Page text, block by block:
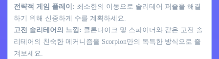
전략적 게임 플레이: 최소한의 이동으로 솔리테어 퍼즐을 해결
하기 위해 신중하게 수를 계획하세요.
고전 솔리테어의 느낌: 클론다이크 및 스파이더와 같은 고전 솔
리테어의 친숙한 메커니즘을 Scorpion만의 독특한 방식으로 즐
겨보세요.